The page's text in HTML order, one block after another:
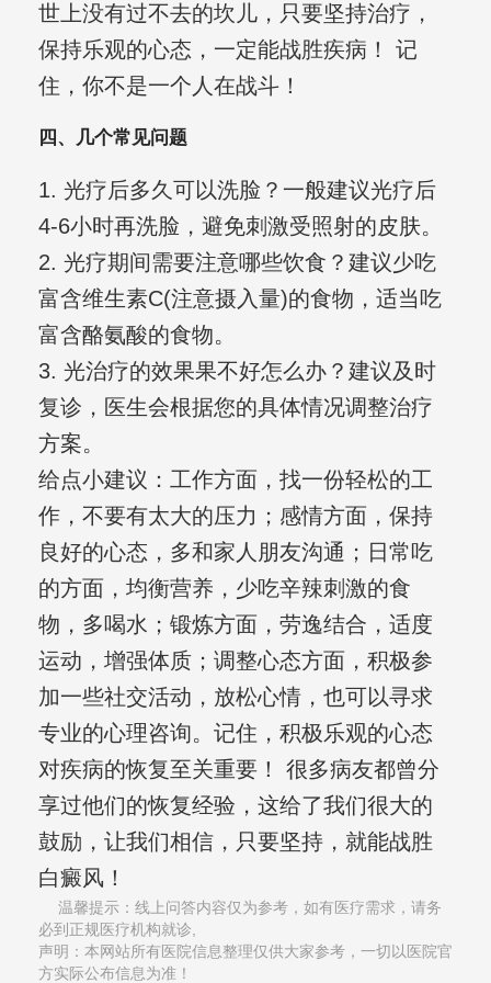
世上没有过不去的坎儿，只要坚持治疗，
保持乐观的心态，一定能战胜疾病！ 记
住，你不是一个人在战斗！
四、几个常见问题
1. 光疗后多久可以洗脸？一般建议光疗后
4-6小时再洗脸，避免刺激受照射的皮肤。
2. 光疗期间需要注意哪些饮食？建议少吃
富含维生素C(注意摄入量)的食物，适当吃
富含酪氨酸的食物。
3. 光治疗的效果果不好怎么办？建议及时
复诊，医生会根据您的具体情况调整治疗
方案。
给点小建议：工作方面，找一份轻松的工
作，不要有太大的压力；感情方面，保持
良好的心态，多和家人朋友沟通；日常吃
的方面，均衡营养，少吃辛辣刺激的食
物，多喝水；锻炼方面，劳逸结合，适度
运动，增强体质；调整心态方面，积极参
加一些社交活动，放松心情，也可以寻求
专业的心理咨询。记住，积极乐观的心态
对疾病的恢复至关重要！ 很多病友都曾分
享过他们的恢复经验，这给了我们很大的
鼓励，让我们相信，只要坚持，就能战胜
白癜风！
温馨提示：线上问答内容仅为参考，如有医疗需求，请务
必到正规医疗机构就诊,
声明：本网站所有医院信息整理仅供大家参考，一切以医院官
方实际公布信息为准！